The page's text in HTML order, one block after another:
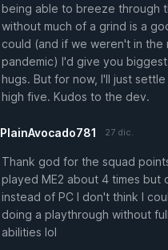
being able to breeze through
without much of a grind is a
could (and if we weren't in the
pandemic) I'd give you
hugs. But for now, I'll just
high five. Kudos to the dev.
PlainAvocado781 27 dic.
Thank god for the squad
played ME2 about 4 times but
instead of PC I don't think I
doing a playthrough without
abilities lol